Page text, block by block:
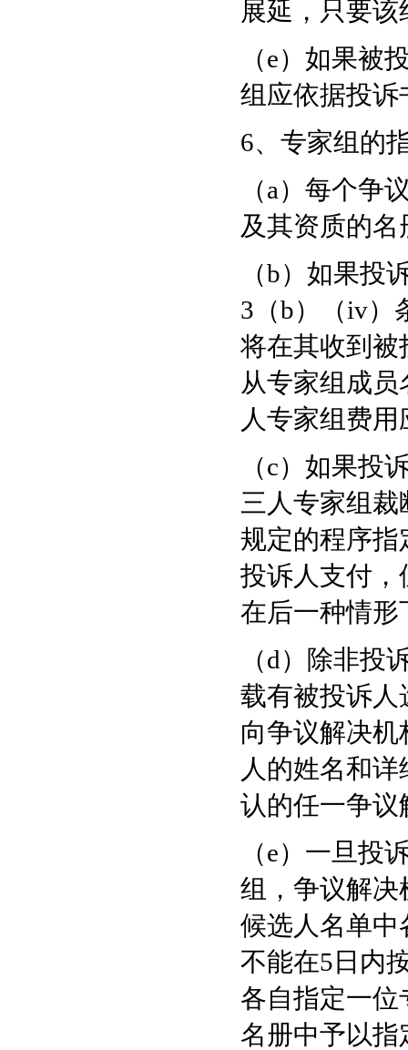
展延，只要
（e）如果被
组应依据投诉
6、专家组的
（a）每个争
及其资质的名
（b）如果投
3（b）（iv）
将在其收到被
从专家组成
人专家组费
（c）如果投
三人专家组
规定的程序指
投诉人支付，
在后一种情形
（d）除非投
载有被投诉人
向争议解决
人的姓名和
认的任一争议
（e）一旦投
组，争议解决
候选人名单中
不能在5日内
各自指定一位
名册中予以指